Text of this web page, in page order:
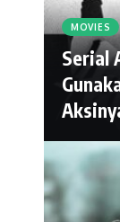
MOVIES
Serial